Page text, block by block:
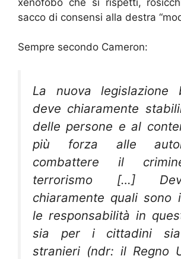
sacco di consensi alla destra
Sempre secondo Cameron:
La nuova legislazione
deve chiaramente
delle persone e al
più forza alle
combattere il
terrorismo […]
chiaramente quali sono
le responsabilità in
sia per i cittadini
stranieri (ndr: il Regno